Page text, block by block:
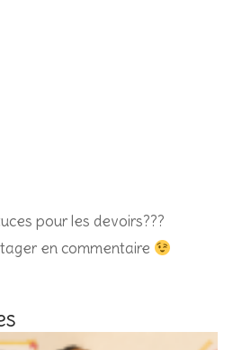
pour les devoirs???
en commentaire